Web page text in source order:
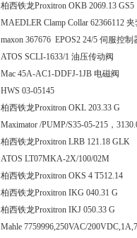
柏西铁龙Proxitron OKB
MAEDLER Clamp Collar 62366112 夹
maxon 367676 EPOS2 24/5 伺服控制
ATOS SCLI-1633/1 油压传动阀
Mac 45A-AC1-DDFJ-1JB 电磁阀
HWS 03-05145
柏西铁龙Proxitron OKL
Maximator /PUMP/S35-05-215，
柏西铁龙Proxitron LRB
ATOS LT07MKA-2X/100/02M
柏西铁龙Proxitron OKS 4
柏西铁龙Proxitron IKG
柏西铁龙Proxitron IKJ
Mahle 7759996,250VAC/